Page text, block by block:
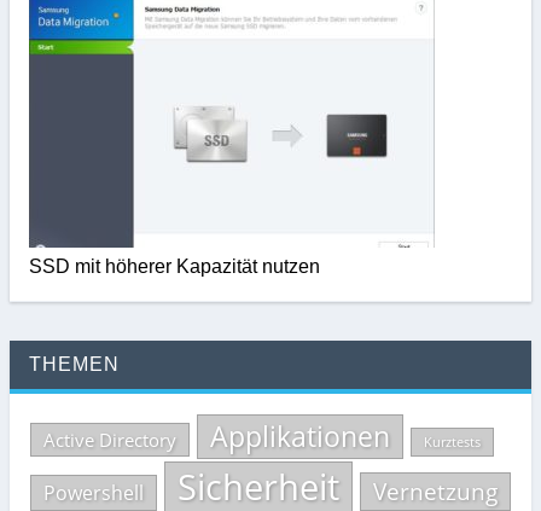
SSD mit höherer Kapazität nutzen
THEMEN
Active Directory Applikationen Kurztests
Powershell Sicherheit Vernetzung